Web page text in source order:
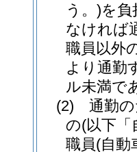
う。)を
なければ
職員以外
より通勤
ル未満で
(2)
通勤
の(以下「
職員(自動